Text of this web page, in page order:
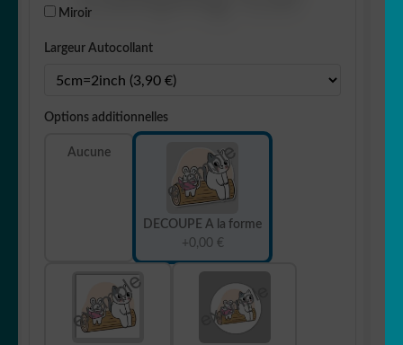
Miroir
Largeur Autocollant
Options additionnelles
Aucune
DECOUPE A la forme
+0,00 €